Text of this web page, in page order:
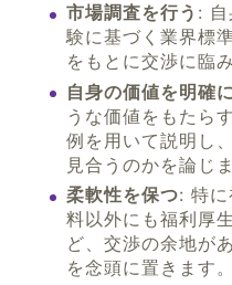
市場調査を行う : 自
験に基づく業界標
をもとに交渉に臨
自身の価値を明確
うな価値をもたら
例を用いて説明し
見合うのかを論じま
柔軟性を保つ: 特
料以外にも福利厚
ど、交渉の余地が
を念頭に置きます。